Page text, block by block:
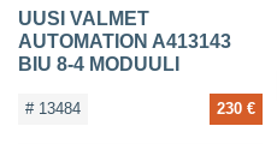
UUSI VALMET
AUTOMATION A413143
BIU 8-4 MODUULI
# 13484 230 €